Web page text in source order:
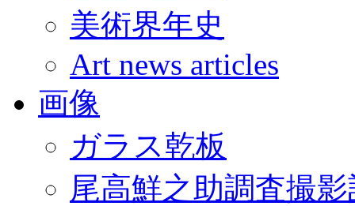
美術界年史
Art news articles
画像
ガラス乾板
尾高鮮之助調査撮